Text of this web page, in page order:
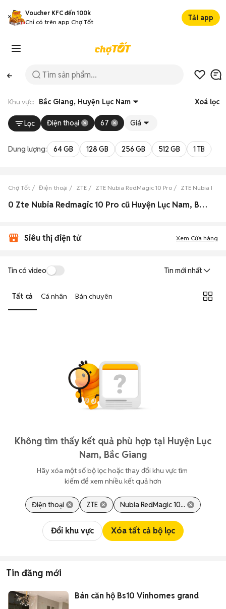
Voucher KFC đến 100k
Chỉ có trên app Chợ Tốt
Tải app
Khu vực: Bắc Giang, Huyện Lục Nam Xoá lọc
Lọc Điện thoại 67 Giá
Dung lượng: 64 GB 128 GB 256 GB 512 GB 1 TB
Chợ Tốt Điện thoại ZTE ZTE Nubia RedMagic 10 Pro ZTE Nubia
0 Zte Nubia Redmagic 10 Pro cũ Huyện Lục Nam, Bắc Giang đẹp
Siêu thị điện tử Xem Cửa hàng
Tin có video Tin mới nhất
Tất cả Cá nhân Bán chuyên
Không tìm thấy kết quả phù hợp tại Huyện Lục
Nam, Bắc Giang
Hãy xóa một số bộ lọc hoặc thay đổi khu vực tìm
kiếm để xem nhiều kết quả hơn
Điện thoại ZTE Nubia RedMagic 10...
Đổi khu vực Xóa tất cả bộ lọc
Tin đăng mới
Bán căn hộ Bs10 Vinhomes grand